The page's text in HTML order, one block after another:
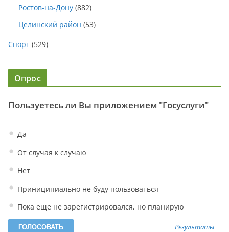
Ростов-на-Дону (882)
Целинский район (53)
Спорт (529)
Опрос
Пользуетесь ли Вы приложением "Госуслуги"
Да
От случая к случаю
Нет
Приниципиально не буду пользоваться
Пока еще не зарегистрировался, но планирую
Результаты